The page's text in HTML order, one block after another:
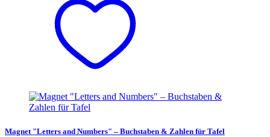
Magnet "Letters and Numbers" – Buchstaben & Zahlen für Tafel